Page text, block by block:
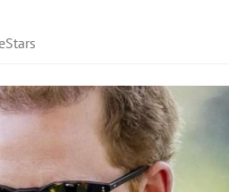
Stars